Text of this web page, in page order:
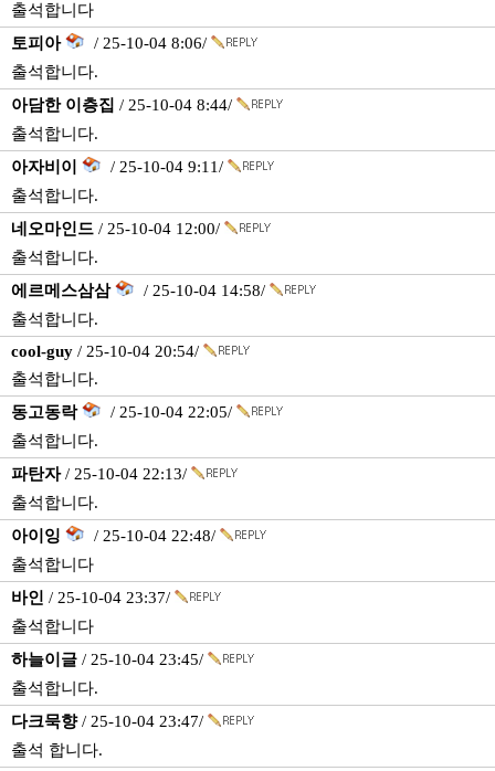
출석합니다
토피아
/ 25-10-04 8:06/
출석합니다.
아담한 이층집 / 25-10-04 8:44/
출석합니다.
아자비이
/ 25-10-04 9:11/
출석합니다.
네오마인드 / 25-10-04 12:00/
출석합니다.
에르메스삼삼
/ 25-10-04 14:58/
출석합니다.
cool-guy / 25-10-04 20:54/
출석합니다.
동고동락
/ 25-10-04 22:05/
출석합니다.
파탄자/ 25-10-04 22:13/
출석합니다.
아이잉
/ 25-10-04 22:48/
출석합니다
바인 / 25-10-04 23:37/
출석합니다
하늘이글 / 25-10-04 23:45/
출석합니다.
다크묵향/ 25-10-04 23:47/
출석 합니다.